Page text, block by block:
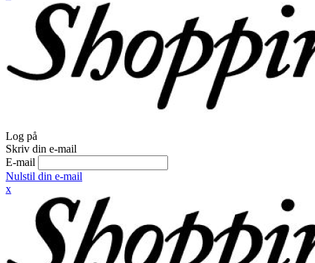
Log på
Skriv din e-mail
E-mail
Nulstil din e-mail
x